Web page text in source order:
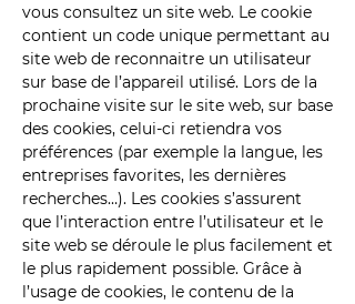
vous consultez un site web. Le cookie
contient un code unique permettant au
site web de reconnaitre un utilisateur
sur base de l’appareil utilisé. Lors de la
prochaine visite sur le site web, sur base
des cookies, celui-ci retiendra vos
préférences (par exemple la langue, les
entreprises favorites, les dernières
recherches…). Les cookies s’assurent
que l’interaction entre l’utilisateur et le
site web se déroule le plus facilement et
le plus rapidement possible. Grâce à
l’usage de cookies, le contenu de la